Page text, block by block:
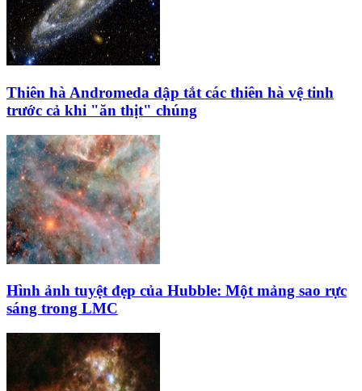
Thiên hà Andromeda dập tắt các thiên hà vệ tinh
trước cả khi "ăn thịt" chúng
Hình ảnh tuyệt đẹp của Hubble: Một mảng sao rực
sáng trong LMC